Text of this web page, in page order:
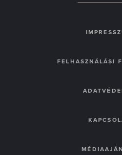
FELHASZNÁLÁSI